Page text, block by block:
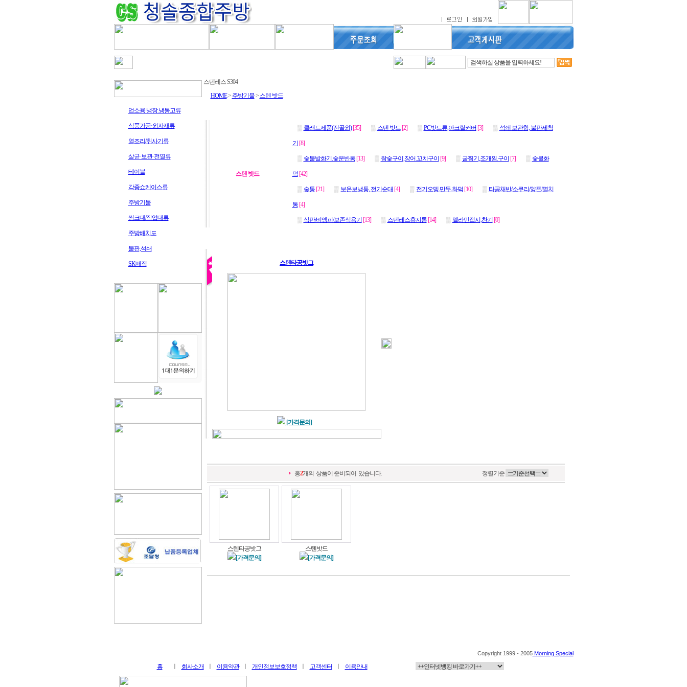
업소용 냉장.냉동고류
식품가공·외자재류
열조리/취사기류
살균·보관·전열류
테이블
각종쇼케이스류
주방기물
씽크대/작업대류
주방배치도
불판,석쇄
SK매직
스텐레스 S304
HOME> 주방기물> 스텐 밧드
스텐 밧드
▒ 클래드제품(전골외)[35] ▒ 스텐 밧드[2] ▒ PC밧드류,아크릴커버 [3] ▒ 석쇄 보관함, 불판세척
기 [8]
▒ 숯불발화기.숯운반통[13] ▒ 참숯구이,장어.꼬치구이 [9] ▒ 굴찜기,조개찜.구이 [7] ▒ 숯불화
덕 [42]
▒ 숯통[21] ▒ 보온보냉통, 전기순대 [4] ▒ 전기오뎅.만두.화덕 [10] ▒ 타공채반/소쿠리/양픈/멸치
통[4]
▒ 식판/비엠피/보존식용기 [13] ▒ 스텐레스휴지통[14] ▒ 멜라민접시,찬기 [0]
스텐타공밧그
[가격문의]
총2개의 상품이 준비되어 있습니다. 정렬기준
스텐타공밧그
[가격문의]
스텐밧드
[가격문의]
Copyright 1999 - 2005Morning Special
홈ㅣ 회사소개 이용약관ㅣ 개인정보보호정책ㅣ 고객센터 이용안내